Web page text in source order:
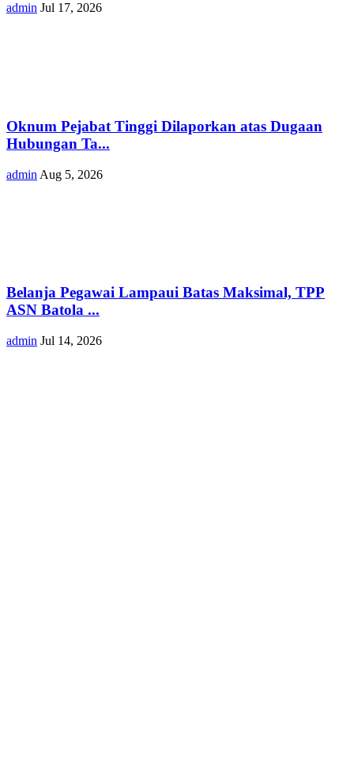
admin Jul 17, 2026
Oknum Pejabat Tinggi Dilaporkan atas Dugaan
Hubungan Ta...
admin Aug 5, 2026
Belanja Pegawai Lampaui Batas Maksimal, TPP
ASN Batola ...
admin Jul 14, 2026